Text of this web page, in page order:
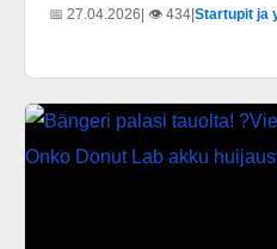
📅 27.04.2026 | 👁️ 434 Startupit ja